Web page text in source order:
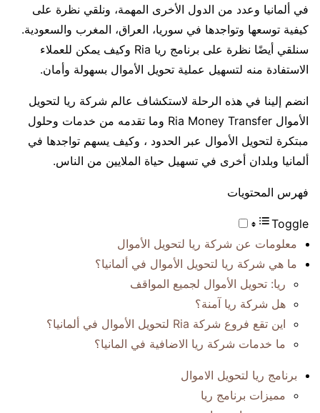
في ألمانيا وعدد من الدول الأخرى المهمة، ونلقي نظرة على
كيفية توسعها وتواجدها في سوريا، العراق، المغرب والسعودية.
سنلقي أيضًا نظرة على برنامج ريا Ria وكيف يمكن للعملاء
الاستفادة منه لتسهيل عملية تحويل الأموال بسهولة وأمان.
انضم إلينا في هذه الرحلة لاستكشاف عالم شركة ريا لتحويل
الأموال Ria Money Transfer وما تقدمه من خدمات وحلول
مبتكرة لتحويل الأموال عبر الحدود ، وكيف يسهم تواجدها في
ألمانيا وبلدان أخرى في تسهيل حياة الملايين من الناس.
فهرس المحتويات
Toggle
معلومات عن شركة ريا لتحويل الأموال
ما هي شركة ريا لتحويل الأموال في ألمانيا؟
ريا: تحويل الأموال لجميع المواقف
هل شركة ريا آمنة؟
اين تقع فروع شركة Ria لتحويل الأموال في ألمانيا؟
ما خدمات شركة ريا الاضافية في المانيا؟
برنامج ريا لتحويل الاموال
مميزات برنامج ريا